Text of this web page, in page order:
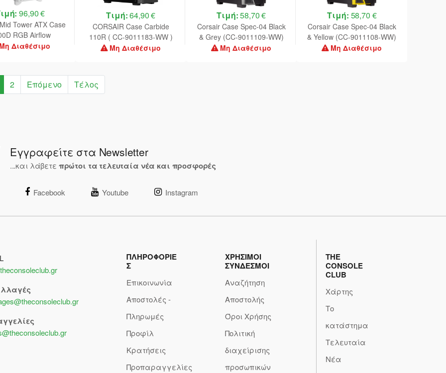
96,90 €
Tower ATX Case
RGB Airflow
Tempered Glass -
Μη Διαθέσιμο
Τιμή:64,90 €
CORSAIR Case Carbide
110R ( CC-9011183-WW )
Μη Διαθέσιμο
Τιμή:58,70 €
Corsair Case Spec-04 Black
& Grey (CC-9011109-WW)
Μη Διαθέσιμο
Τιμή: 58,70 €
Corsair Case Spec-04 Black
& Yellow (CC-9011108-WW)
Μη Διαθέσιμο
2 Επόμενο Τέλος
Εγγραφείτε στα Newsletter
...και λάβετε πρώτοι τα τελευταία νέα και προσφορές
Facebook Youtube Instagram
ΠΛΗΡΟΦΟΡΙΕ
Σ
Επικοινωνία
Αποστολές -
Πληρωμές
Προφίλ
Κρατήσεις
Προπαραγγελίες
ΧΡΗΣΙΜΟΙ
ΣΥΝΔΕΣΜΟΙ
Αναζήτηση
Αποστολής
Όροι Χρήσης
Πολιτική
διαχείρισης
προσωπικών
THE
CONSOLE
CLUB
Χάρτης
Το
κατάστημα
Τελευταία
Νέα